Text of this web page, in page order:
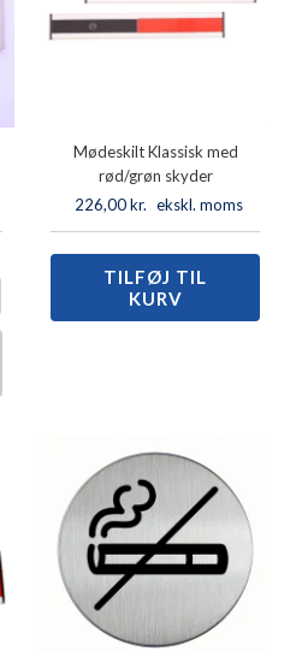
Mødeskilt Klassisk med
rød/grøn skyder
226,00kr. ekskl. moms
Mødeskilt
Klassisk
med
TILFØJ TIL
KURV